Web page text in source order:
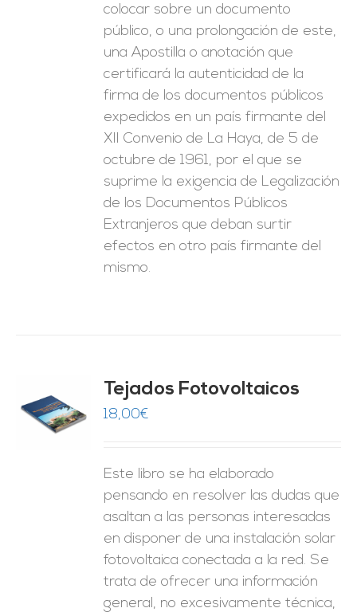
colocar sobre un documento
público, o una prolongación de este,
una Apostilla o anotación que
certificará la autenticidad de la
firma de los documentos públicos
expedidos en un país firmante del
XII Convenio de La Haya, de 5 de
octubre de 1961, por el que se
suprime la exigencia de Legalización
de los Documentos Públicos
Extranjeros que deban surtir
efectos en otro país firmante del
mismo.
Tejados Fotovoltaicos
18,00€
Este libro se ha elaborado
pensando en resolver las dudas que
asaltan a las personas interesadas
en disponer de una instalación solar
fotovoltaica conectada a la red. Se
trata de ofrecer una información
general, no excesivamente técnica,